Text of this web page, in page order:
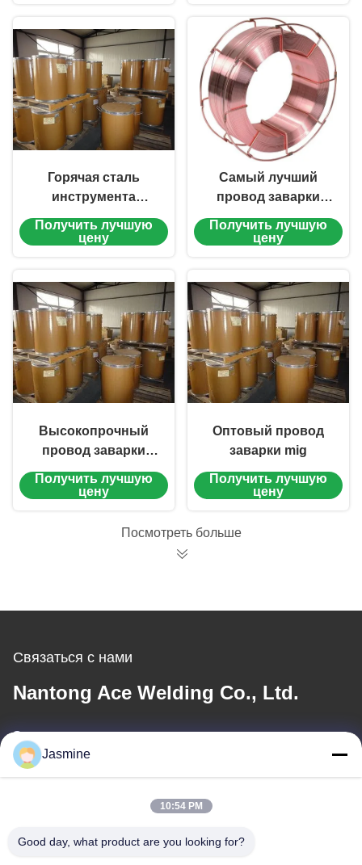
Горячая сталь
инструмента
overlaying hardfacing
поток вырезала
ACE-456-S
Получить лучшую
цену
Самый лучший
провод заварки
нержавеющей стали
цены
Получить лучшую
цену
Высокопрочный
провод заварки
нержавеющей стали
Получить лучшую
цену
Оптовый провод
заварки mig
Получить лучшую
цену
Посмотреть больше
Связаться с нами
Nantong Ace Welding Co., Ltd.
Электронная почта
Jasmine
10:54 PM
Good day, what product are you looking for?